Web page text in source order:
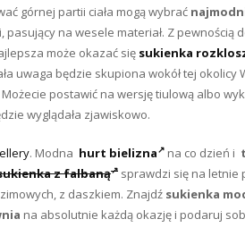
górnej partii ciała mogą wybrać
na wesele materiał. Z pewnością
może okazać się sukienka
uwaga będzie skupiona wokół tej okolicy
postawić na wersję tiulową albo
wyglądała zjawiskowo.
. Modna hurt bielizna na co dzień i
z falbaną
sprawdzi się na letnie
zimowych, z daszkiem. Znajdź sukienka
na absolutnie każdą okazję i podaruj